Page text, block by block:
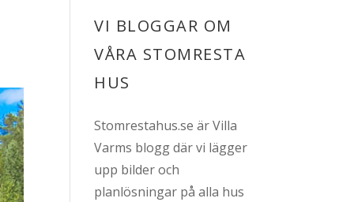
VI BLOGGAR OM
VÅRA STOMRESTA
HUS
Stomrestahus.se är Villa
Varms blogg där vi lägger
upp bilder och
planlösningar på alla hus